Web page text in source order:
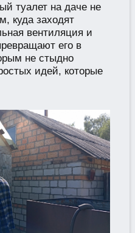
туалет на даче не
куда заходят
вентиляция и
его в
не стыдно
идей, которые